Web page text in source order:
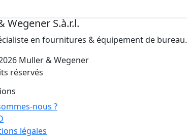
Wegener S.à.r.l.
en fournitures & équipement de bureau.
Muller & Wegener
réservés
nous ?
légales